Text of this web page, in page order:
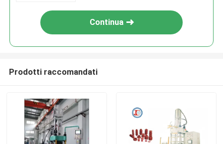
Continua
Prodotti raccomandati